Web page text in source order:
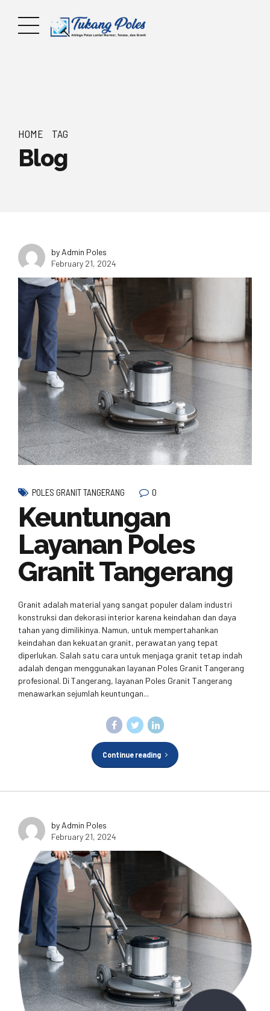
HOME TAG
Blog
by Admin Poles
February 21, 2024
POLES GRANIT TANGERANG 0
Keuntungan
Layanan Poles
Granit Tangerang
Granit adalah material yang sangat populer dalam industri
konstruksi dan dekorasi interior karena keindahan dan daya
tahan yang dimilikinya. Namun, untuk mempertahankan
keindahan dan kekuatan granit, perawatan yang tepat
diperlukan. Salah satu cara untuk menjaga granit tetap indah
adalah dengan menggunakan layanan Poles Granit Tangerang
profesional. Di Tangerang, layanan Poles Granit Tangerang
menawarkan sejumlah keuntungan...
Continue reading
by Admin Poles
February 21, 2024